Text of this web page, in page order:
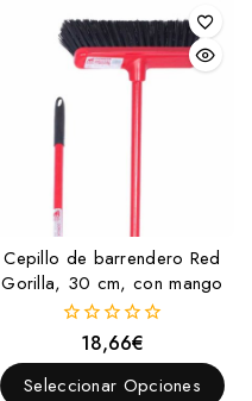
Cepillo de barrendero Red
Gorilla, 30 cm, con mango
fuera
de
18,66€
Seleccionar Opciones